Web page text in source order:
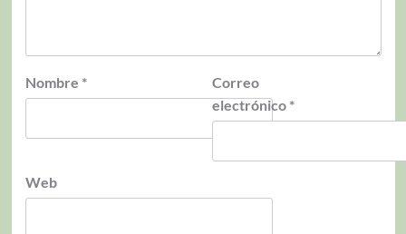
Nombre *
Correo
electrónico *
Web